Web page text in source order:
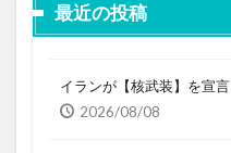
最近の投稿
イランが【核武装】を宣言
2026/08/08